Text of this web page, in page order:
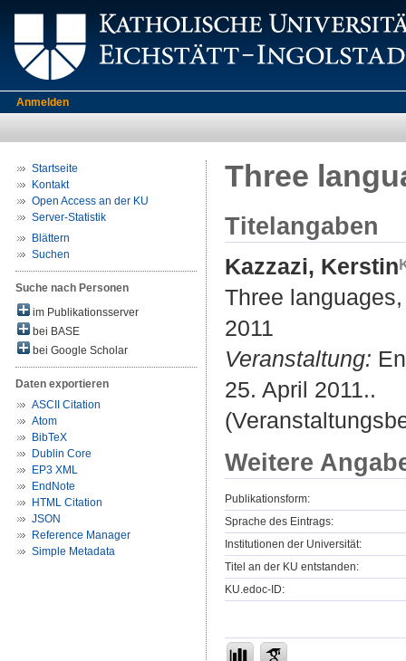
Anmelden
Startseite
Kontakt
Open Access an der KU
Server-Statistik
Blättern
Suchen
Suche nach Personen
im Publikationsserver
bei BASE
bei Google Scholar
Daten exportieren
ASCII Citation
Atom
BibTeX
Dublin Core
EP3 XML
EndNote
HTML Citation
JSON
Reference Manager
Simple Metadata
Three
Titelangaben
Kazzazi, Kerstin
Three
2011
Veranstaltung:
25. April 2011..
Weitere
Publikationsform:
Sprache des Eintrags:
Institutionen der Universität:
Titel an der KU entstanden:
KU.edoc-ID: